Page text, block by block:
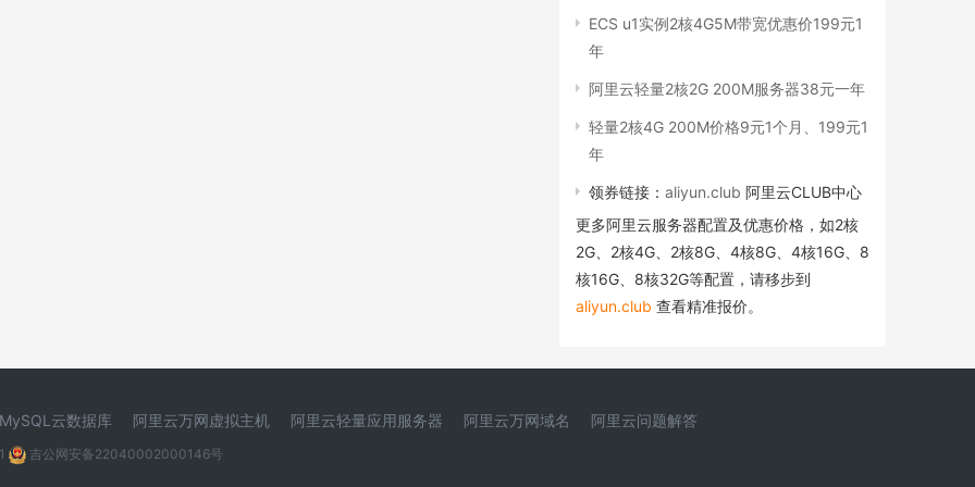
ECS u1实例2核4G5M带宽优惠价199元1
年
阿里云轻量2核2G 200M服务器38元一年
轻量2核4G 200M价格9元1个月、199元1
年
领券链接： aliyun.club 阿里云CLUB中心
更多阿里云服务器配置及优惠价格，如2核
2G、2核4G、2核8G、4核8G、4核16G、8
核16G、8核32G等配置，请移步到
aliyun.club 查看精准报价。
云数据库 阿里云万网虚拟主机 阿里云轻量应用服务器 阿里云万网域名 阿里云问题解答
吉公网安备22040002000146号